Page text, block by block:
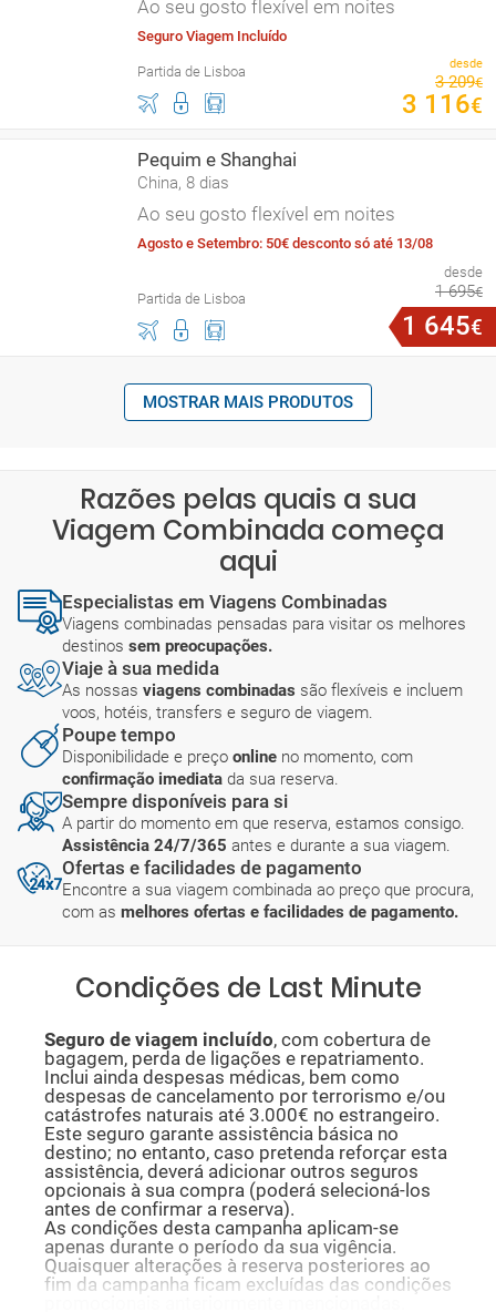
Ao seu gosto flexível em noites
Seguro Viagem Incluído
Partida de Lisboa desde
3 209€
3 116€
Pequim e Shanghai
China, 8 dias
Ao seu gosto flexível em noites
Agosto e Setembro: 50€ desconto só até 13/08
Partida de Lisboa
desde
1 695€
1 645€
MOSTRAR MAIS PRODUTOS
Razões pelas quais a sua
Viagem Combinada começa
aqui
Especialistas em Viagens Combinadas
Viagens combinadas pensadas para visitar os melhores
destinos sem preocupações.
Viaje à sua medida
As nossas viagens combinadas são flexíveis e incluem
voos, hotéis, transfers e seguro de viagem.
Poupe tempo
Disponibilidade e preço online no momento, com
confirmação imediata da sua reserva.
Sempre disponíveis para si
A partir do momento em que reserva, estamos consigo.
Assistência 24/7/365 antes e durante a sua viagem.
Ofertas e facilidades de pagamento
Encontre a sua viagem combinada ao preço que procura,
com as melhores ofertas e facilidades de pagamento.
Condições de Last Minute
Seguro de viagem incluído, com cobertura de
bagagem, perda de ligações e repatriamento.
Inclui ainda despesas médicas, bem como
despesas de cancelamento por terrorismo e/ou
catástrofes naturais até 3.000€ no estrangeiro.
Este seguro garante assistência básica no
destino; no entanto, caso pretenda reforçar esta
assistência, deverá adicionar outros seguros
opcionais à sua compra (poderá selecioná-los
antes de confirmar a reserva).
As condições desta campanha aplicam-se
apenas durante o período da sua vigência.
Quaisquer alterações à reserva posteriores ao
fim da campanha ficam excluídas das condições